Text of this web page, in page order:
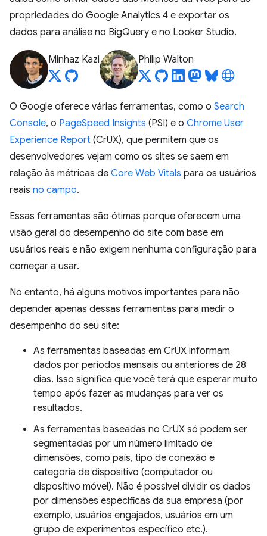
propriedades do Google Analytics 4 e exportar os
dados para análise no BigQuery e no Looker Studio.
Minhaz Kazi Philip Walton
O Google oferece várias ferramentas, como o Search
Console, o PageSpeed Insights (PSI) e o Chrome User
Experience Report (CrUX), que permitem que os
desenvolvedores vejam como os sites se saem em
relação às métricas de Core Web Vitals para os usuários
reais no campo.
Essas ferramentas são ótimas porque oferecem uma
visão geral do desempenho do site com base em
usuários reais e não exigem nenhuma configuração para
começar a usar.
No entanto, há alguns motivos importantes para não
depender apenas dessas ferramentas para medir o
desempenho do seu site:
As ferramentas baseadas em CrUX informam
dados por períodos mensais ou anteriores de 28
dias. Isso significa que você terá que esperar muito
tempo após fazer as mudanças para ver os
resultados.
As ferramentas baseadas no CrUX só podem ser
segmentadas por um número limitado de
dimensões, como país, tipo de conexão e
categoria de dispositivo (computador ou
dispositivo móvel). Não é possível dividir os dados
por dimensões específicas da sua empresa (por
exemplo, usuários engajados, usuários em um
grupo de experimentos específico etc.).